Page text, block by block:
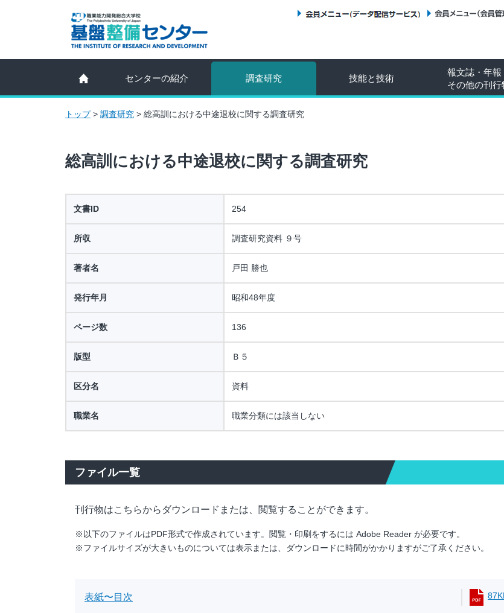
センターの紹介 調査研究 技能と技術
報文誌・年報
その他の刊行
トップ> 調査研究 > 総高訓における中途退校に関する調査研究
総高訓における中途退校に関する調査研究
文書ID 254
所収 調査研究資料 ９号
著者名 戸田 勝也
発行年月 昭和48年度
ページ数 136
版型 Ｂ５
区分名 資料
職業名 職業分類には該当しない
ファイル一覧
刊行物はこちらからダウンロードまたは、閲覧することができます。
※以下のファイルはPDF形式で作成されています。閲覧・印刷をするには Adobe Reader が必要です。
※ファイルサイズが大きいものについては表示または、ダウンロードに時間がかかりますがご了承ください。
表紙〜目次